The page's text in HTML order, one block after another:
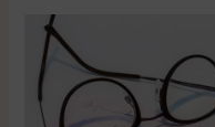
„Profilaktyka
40+”
będzie